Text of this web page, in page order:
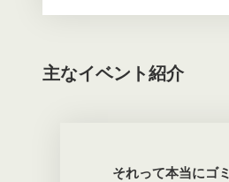
主なイベント紹介
それって本当にゴ